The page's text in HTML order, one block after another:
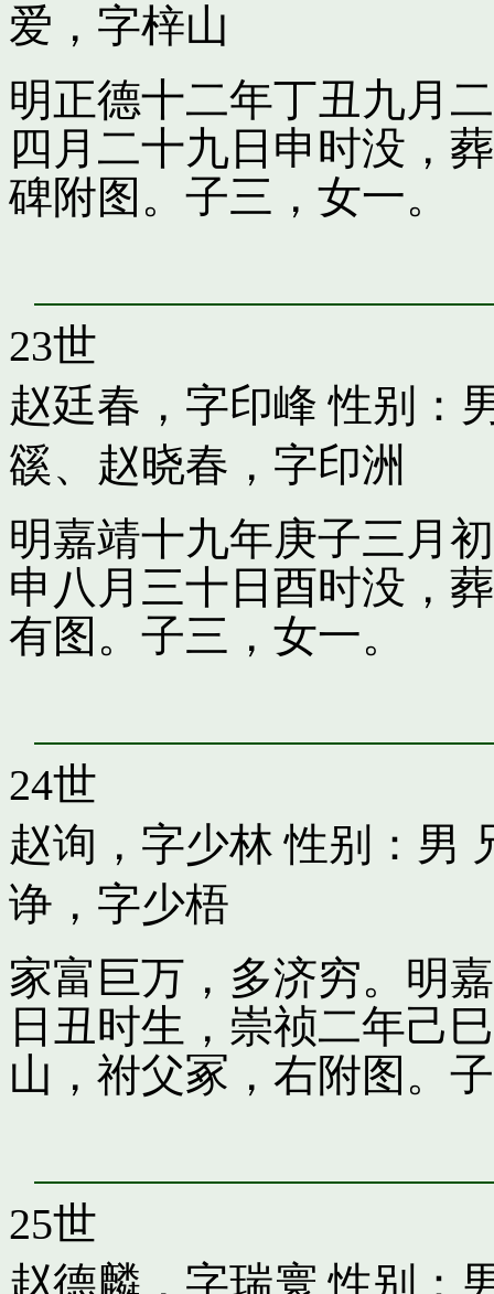
爱，字梓山
明正德十二年丁丑九月
四月二十九日申时没，
碑附图。子三，女一。
23世
赵廷春，字印峰 性别：
豀、 赵晓春，字印洲
明嘉靖十九年庚子三月
申八月三十日酉时没，
有图。子三，女一。
24世
赵询，字少林 性别：男
诤，字少梧
家富巨万，多济穷。明
日丑时生，崇祯二年己
山，祔父冢，右附图。
25世
赵德麟，字瑞寰 性别：